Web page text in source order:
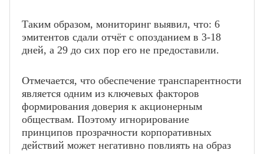
Таким образом, мониторинг выявил, что: 6
эмитентов сдали отчёт с опозданием в 3-18
дней, а 29 до сих пор его не предоставили.
Отмечается, что обеспечение транспарентности
является одним из ключевых факторов
формирования доверия к акционерным
обществам. Поэтому игнорирование
принципов прозрачности корпоративных
действий может негативно повлиять на образ